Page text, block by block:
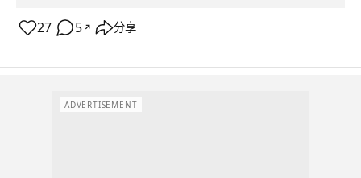
27 5 ↗ 分享
ADVERTISEMENT